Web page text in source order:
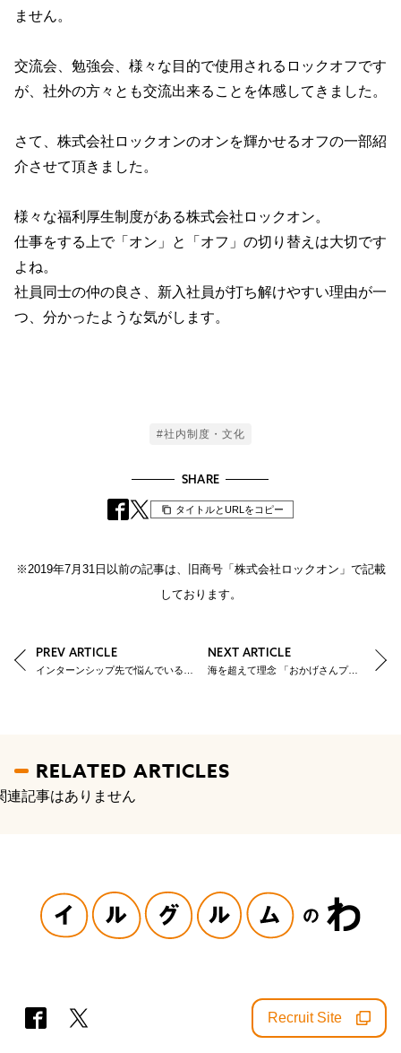
ません。
交流会、勉強会、様々な目的で使用されるロックオフです
が、社外の方々とも交流出来ることを体感してきました。
さて、株式会社ロックオンのオンを輝かせるオフの一部紹
介させて頂きました。
様々な福利厚生制度がある株式会社ロックオン。
仕事をする上で「オン」と「オフ」の切り替えは大切です
よね。
社員同士の仲の良さ、新入社員が打ち解けやすい理由が一
つ、分かったような気がします。
#社内制度・文化
SHARE
タイトルとURLをコピー
※2019年7月31日以前の記事は、旧商号「株式会社ロックオン」で記載
しております。
PREV ARTICLE NEXT ARTICLE
海を超えて理念 「おかげさんプロジェクト in ロックオンベトナム」
RELATED ARTICLES
連記事はありません
SNS
Recruit Site